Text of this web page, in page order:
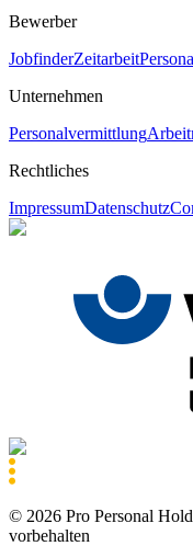
Bewerber
JobfinderZeitarbeit
Unternehmen
Personalvermittlung
Rechtliches
ImpressumDatenschutz
© 2026 Pro Personal
vorbehalten